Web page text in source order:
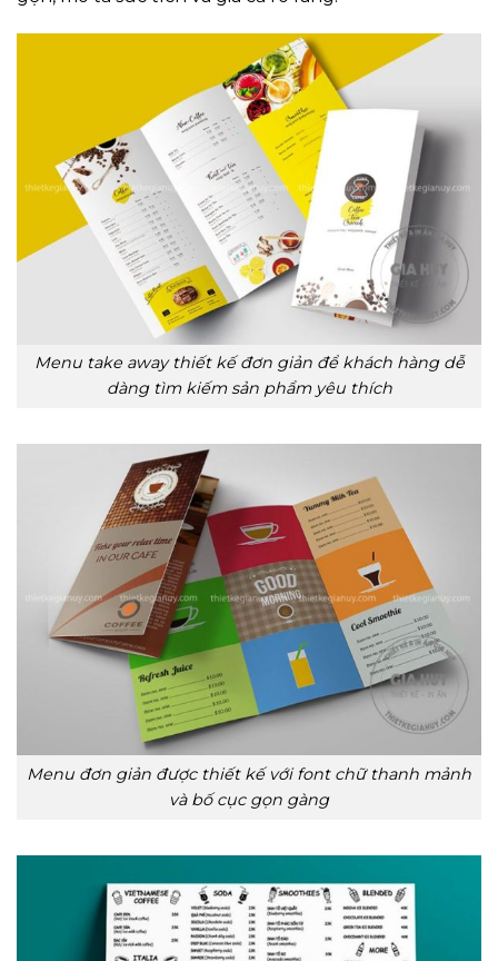
Menu take away thiết kế đơn giản để khách hàng dễ
dàng tìm kiếm sản phẩm yêu thích
Menu đơn giản được thiết kế với font chữ thanh mảnh
và bố cục gọn gàng